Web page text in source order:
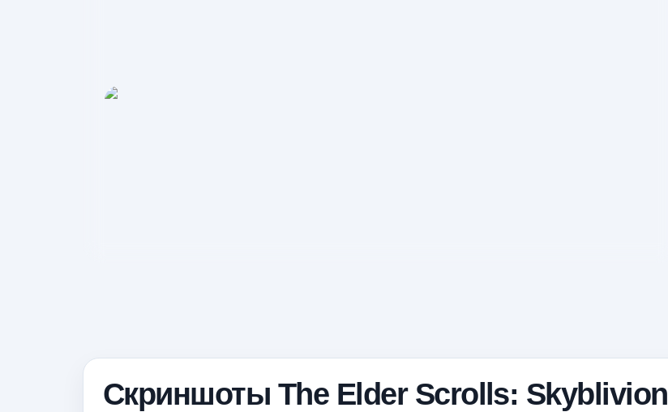
Скриншоты The Elder Scrolls: Skyblivion